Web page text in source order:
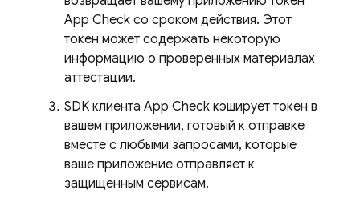
App Check со сроком действия. Этот
токен может содержать некоторую
информацию о проверенных материалах
аттестации.
SDK клиента App Check кэширует токен в
вашем приложении, готовый к отправке
вместе с любыми запросами, которые
ваше приложение отправляет к
защищенным сервисам.